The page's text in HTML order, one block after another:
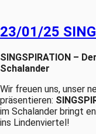
23/01/25
SINGSPIRATION –
Schalander
Wir freuen uns, unser
präsentieren:
im Schalander bringt
ins Lindenviertel!